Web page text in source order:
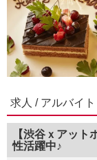
求人 / アルバイト
【渋谷ｘアッ
性活躍中♪